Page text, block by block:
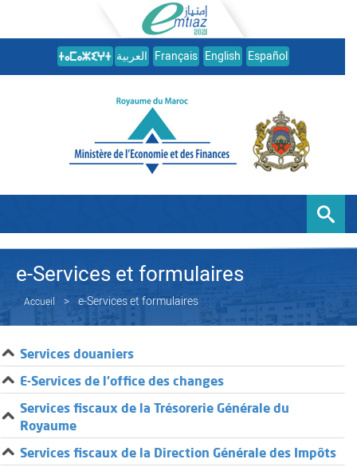
العربية Français English Español
e-Services et formulaires
Accueil e-Services et formulaires
Services douaniers
E-Services de l’office des changes
Services fiscaux de la Trésorerie Générale du
Royaume
Services fiscaux de la Direction Générale des Impôts